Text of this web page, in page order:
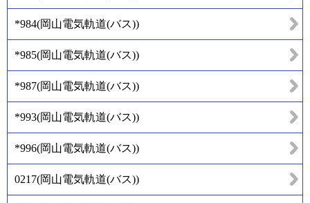
*984(岡山電気軌道(バス))
*985(岡山電気軌道(バス))
*987(岡山電気軌道(バス))
*993(岡山電気軌道(バス))
*996(岡山電気軌道(バス))
0217(岡山電気軌道(バス))